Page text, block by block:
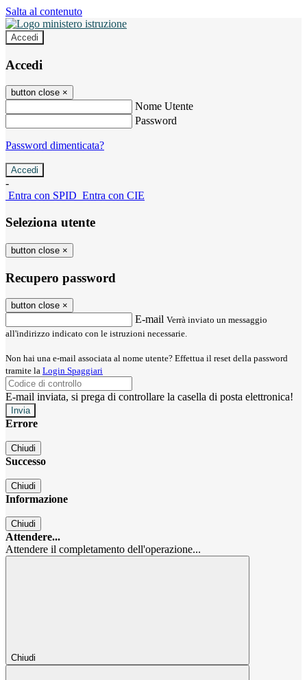
Salta al contenuto
Accedi
Accedi
button close ×
Nome Utente
Password
Password dimenticata?
-
Entra con SPID Entra con CIE
Seleziona utente
button close ×
Recupero password
button close ×
E-mail Verrà inviato un messaggio
all'indirizzo indicato con le istruzioni necessarie.
Non hai una e-mail associata al nome utente? Effettua il reset della password
tramite la Login Spaggiari
E-mail inviata, si prega di controllare la casella di posta elettronica!
Errore
Chiudi
Successo
Chiudi
Informazione
Chiudi
Attendere...
Attendere il completamento dell'operazione...
Chiudi